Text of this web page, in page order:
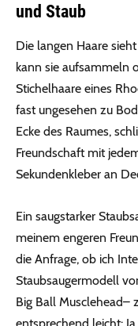
und Staub
Die langen Haare
kann sie aufsammeln
Stichelhaare eines
fast ungesehen zu
Ecke des Raumes,
Freundschaft mit
Sekundenkleber an
Ein saugstarker
meinem engeren
die Anfrage, ob ich
Staubsaugermodell
Big Ball Musclehead–